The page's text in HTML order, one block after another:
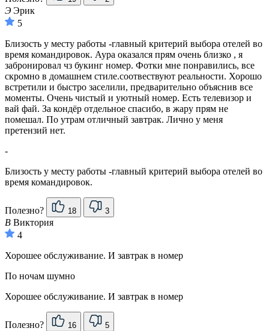
Э Эрик
5
Близость у месту работы -главный критерий выбора отелей во
время командировок. Аура оказался прям очень близко , я
забронировал чз букинг номер. Фотки мне понравились, все
скромно в домашнем стиле.соотвествуют реальности. Хорошо
встретили и быстро заселили, предварительно объяснив все
моменты. Очень чистый и уютный номер. Есть телевизор и
вай фай. За кондёр отдельное спасибо, в жару прям не
помешал. По утрам отличный завтрак. Лично у меня
претензий нет.
-
Близость у месту работы -главный критерий выбора отелей во
время командировок.
Полезно? 18 3
В Виктория
4
Хорошее обслуживание. И завтрак в номер
По ночам шумно
Хорошее обслуживание. И завтрак в номер
Полезно? 16 5